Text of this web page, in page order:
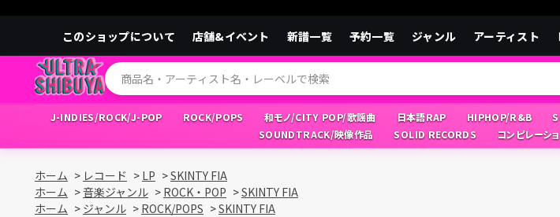
このショップについて 店舗&イベント 新譜一覧 予約一覧 ジャンル アーティスト
J-INDIES/ROCK/J-POP ROCK/POPS 和モノ/CITY POP/歌謡曲 日本語RAP HIPHOP/R&B
SOUNDTRACK/映像作品
SOLID RECORDS コンピレーシ
ホーム > レコード > LP >SKINTY FIA
ホーム >音楽ジャンル > ROCK・POP >SKINTY FIA
ホーム > ジャンル > ROCK/POPS >SKINTY FIA